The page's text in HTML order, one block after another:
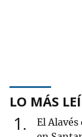
LO MÁS
1
El